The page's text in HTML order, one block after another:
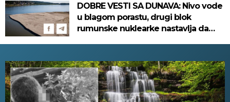
DOBRE VESTI SA DUNAVA: Nivo vode
u blagom porastu, drugi blok
rumunske nuklearke nastavlja da